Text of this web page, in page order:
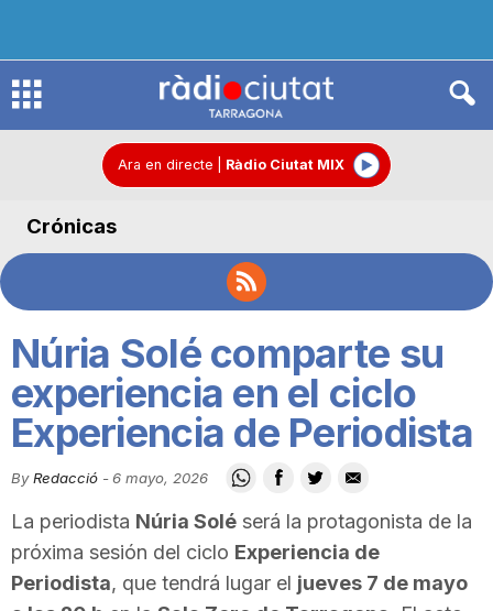
R
d
C
i
u
Ara en directe Ràdio Ciutat MIX
Crónicas
Núria Solé comparte su
experiencia en el ciclo
Experiencia de Periodista
By Redacció -6 mayo, 2026
La periodista Núria Solé será la protagonista de la
próxima sesión del ciclo Experiencia de
Periodista, que tendrá lugar el jueves 7 de mayo